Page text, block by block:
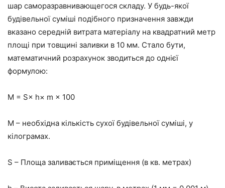
шар саморазравнивающегося складу. У будь-якої
будівельної суміші подібного призначення завжди
вказано середній витрата матеріалу на квадратний метр
площі при товщині заливки в 10 мм. Стало бути,
математичний розрахунок зводиться до однієї
формулою:
М = S× h× m × 100
М – необхідна кількість сухої будівельної суміші, у
кілограмах.
S – Площа заливається приміщення (в кв. метрах)